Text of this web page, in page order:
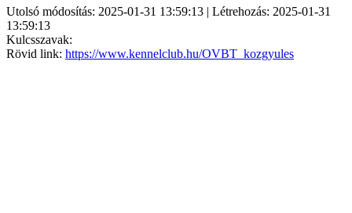
Utolsó módosítás: 2025-01-31 13:59:13 | Létrehozás: 2025-01-31
13:59:13
Kulcsszavak:
Rövid link: https://www.kennelclub.hu/OVBT_kozgyules